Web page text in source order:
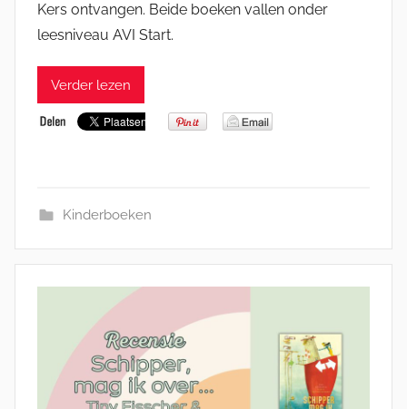
Kers ontvangen. Beide boeken vallen onder
leesniveau AVI Start.
Verder lezen
Kinderboeken